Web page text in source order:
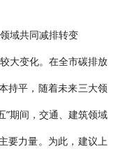
域共同减排转变
大变化。在全市碳排放
持平，随着未来三大领
”期间，交通、建筑领域
要力量。为此，建议上